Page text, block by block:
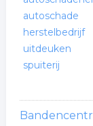
autoschade
herstelbedrijf
uitdeuken
spuiterij